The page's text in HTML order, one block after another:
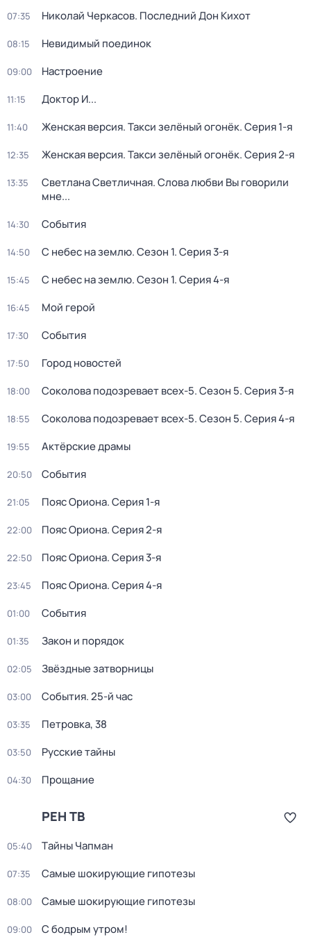
07:35 Николай Черкасов. Последний Дон Кихот
08:15 Невидимый поединок
09:00 Настроение
11:15 Доктор И...
11:40 Женская версия. Такси зелёный огонёк. Серия 1-я
12:35 Женская версия. Такси зелёный огонёк. Серия 2-я
13:35
Светлана Светличная. Слова любви Вы говорили
мне...
14:30 События
14:50 С небес на землю. Сезон 1. Серия 3-я
15:45 С небес на землю. Сезон 1. Серия 4-я
16:45 Мой герой
17:30 События
17:50 Город новостей
18:00 Соколова подозревает всех-5. Сезон 5. Серия 3-я
18:55 Соколова подозревает всех-5. Сезон 5. Серия 4-я
19:55 Актёрские драмы
20:50 События
21:05 Пояс Ориона. Серия 1-я
22:00 Пояс Ориона. Серия 2-я
22:50 Пояс Ориона. Серия 3-я
23:45 Пояс Ориона. Серия 4-я
01:00 События
01:35 Закон и порядок
02:05 Звёздные затворницы
03:00 События. 25-й час
03:35 Петровка, 38
03:50 Русские тайны
04:30 Прощание
РЕН ТВ
05:40 Тaйны Чапман
07:35 Самые шoкиpующие гипотезы
08:00 Самые шoкиpующие гипотезы
09:00 С бодрым утром!